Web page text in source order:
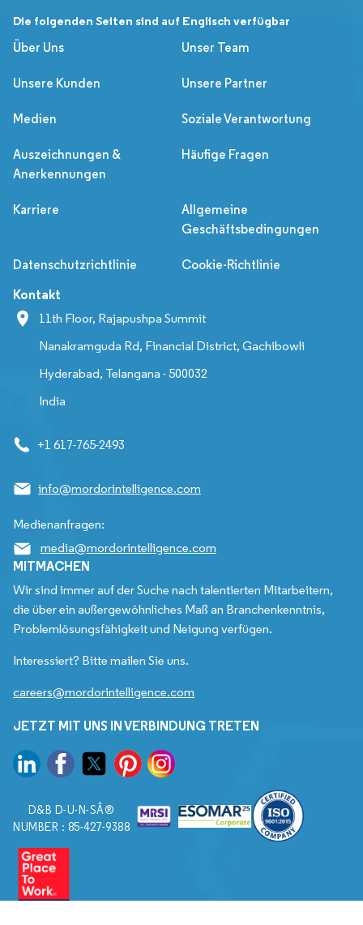
Die folgenden Seiten sind auf Englisch verfügbar
Über Uns
Unser Team
Unsere Kunden Unsere Partner
Medien Soziale Verantwortung
Auszeichnungen &
Anerkennungen
Häufige Fragen
Karriere
Allgemeine
Geschäftsbedingungen
Datenschutzrichtlinie Cookie-Richtlinie
Kontakt
11th Floor, Rajapushpa Summit
Nanakramguda Rd, Financial District, Gachibowli
Hyderabad, Telangana - 500032
India
+1 617-765-2493
info@mordorintelligence.com
Medienanfragen:
media@mordorintelligence.com
MITMACHEN
Wir sind immer auf der Suche nach talentierten Mitarbeitern,
die über ein außergewöhnliches Maß an Branchenkenntnis,
Problemlösungsfähigkeit und Neigung verfügen.
Interessiert? Bitte mailen Sie uns.
careers@mordorintelligence.com
JETZT MIT UNS IN VERBINDUNG TRETEN
D&B D-U-N-SÂ®
NUMBER : 85-427-9388